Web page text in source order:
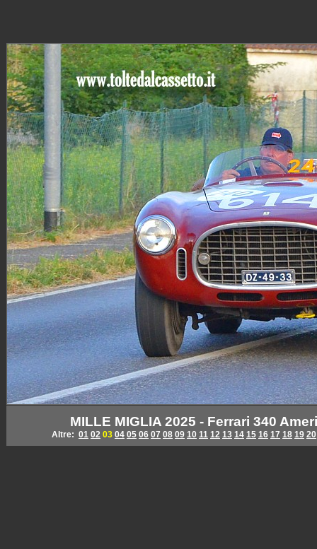
MILLE MIGLIA 2025 - Ferrari 340
Altre: 01 02 03 04 05 06 07 08 09 10 11 12 13 14 15 16 17 18 19 20